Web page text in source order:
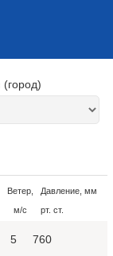
Ветер,
м/с
Давление, мм
рт. ст.
5 760